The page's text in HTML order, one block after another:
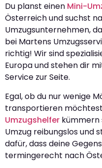
Du planst einen Mini-
Österreich und suchst
Umzugsunternehmen,
bei Martens
richtig! Wir sind
Europa und stehen dir
Service zur Seite.
Egal, ob du nur wenige
transportieren
Umzugshelfer kümmern
Umzug reibungslos und
dafür, dass deine
termingerecht nach